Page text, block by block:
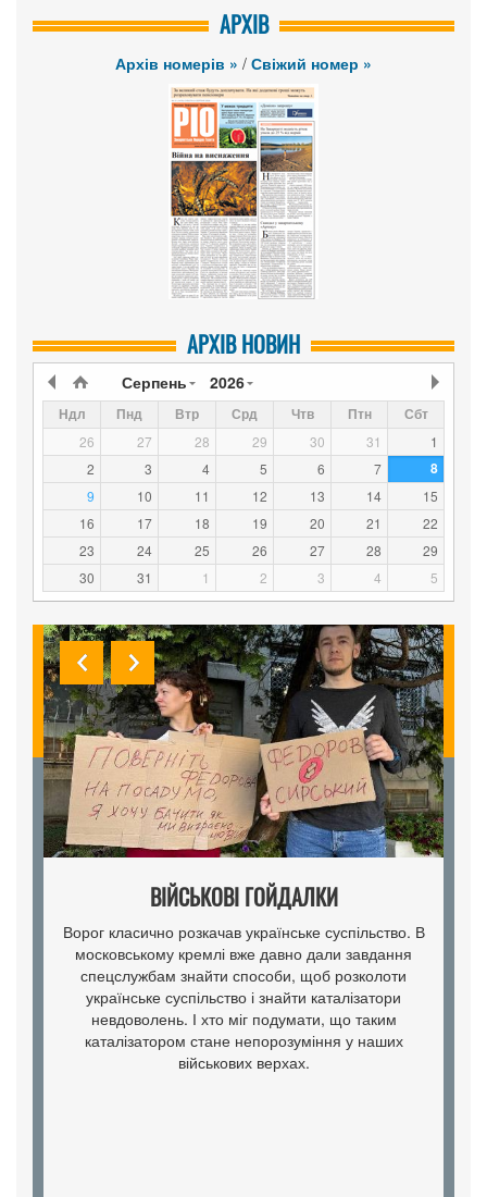
АРХІВ
Архів номерів » / Свіжий номер »
АРХІВ НОВИН
Серпень 2026
Ндл Пнд Втр Срд Чтв Птн Сбт
26 27 28 29 30 31
1
2
3 4 5 6 7 8
9 10 11 12 13 14
15
16
17 18 19 20 21
22
23
24 25 26 27 28
29
30
31 1 2 3 4 5
СКАНДАЛЬНИЙ ТИЖДЕНЬ
Останній тиждень був аж занадто насичений
новинами.